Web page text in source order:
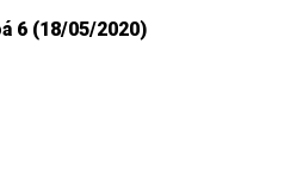
6 (18/05/2020)